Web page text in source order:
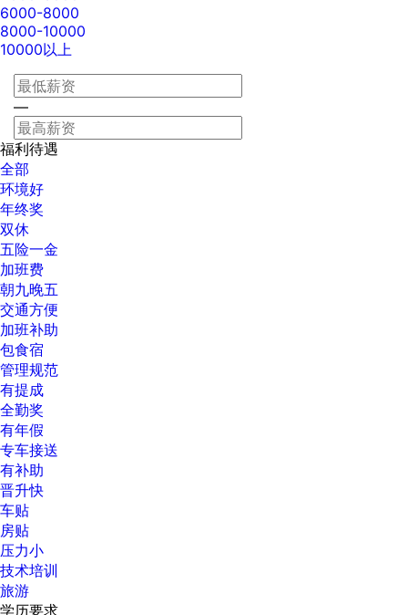
6000-8000
8000-10000
10000以上
—
福利待遇
全部
环境好
年终奖
双休
五险一金
加班费
朝九晚五
交通方便
加班补助
包食宿
管理规范
有提成
全勤奖
有年假
专车接送
有补助
晋升快
车贴
房贴
压力小
技术培训
旅游
学历要求